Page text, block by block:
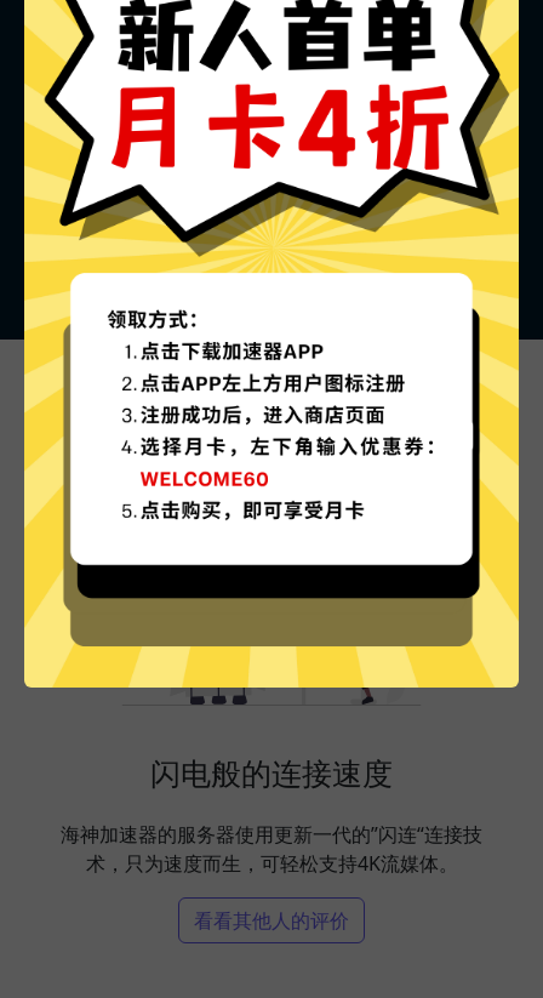
海神加速器的特色
闪电般的连接速度
海神加速器的服务器使用更新一代的”闪连“连接技
术，只为速度而生，可轻松支持4K流媒体。
看看其他人的评价